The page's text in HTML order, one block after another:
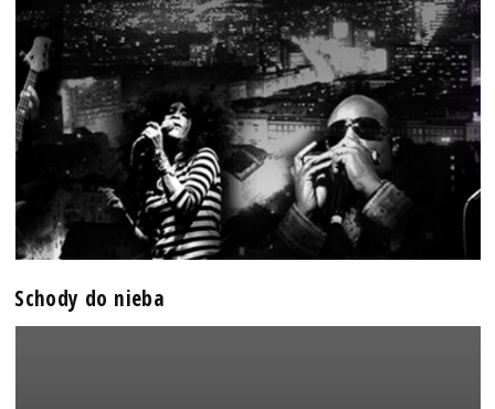
Schody do nieba